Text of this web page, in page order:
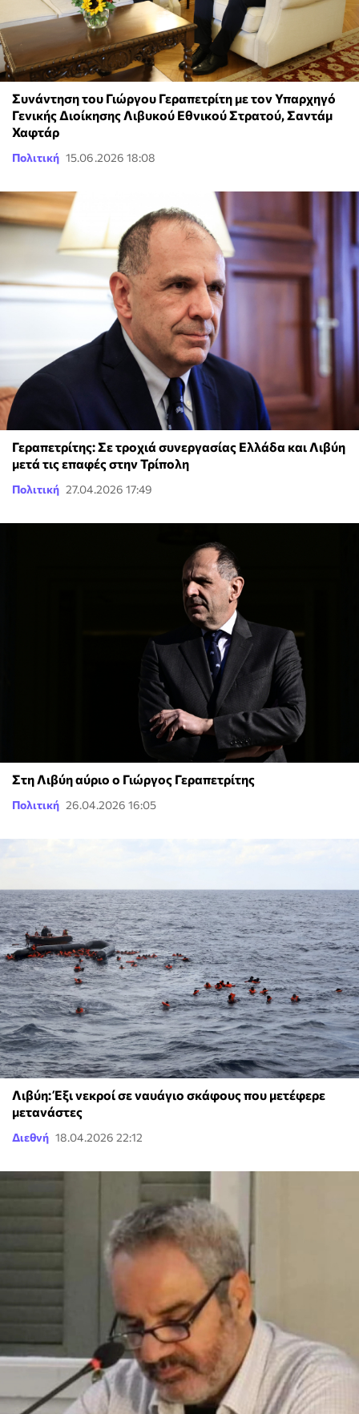
Συνάντηση του Γιώργου Γεραπετρίτη με τον Υπαρχηγό
Γενικής Διοίκησης Λιβυκού Εθνικού Στρατού, Σαντάμ
Χαφτάρ
Πολιτική 15.06.2026 18:08
Γεραπετρίτης: Σε τροχιά συνεργασίας Ελλάδα και Λιβύη
μετά τις επαφές στην Τρίπολη
Πολιτική 27.04.2026 17:49
Στη Λιβύη αύριο ο Γιώργος Γεραπετρίτης
Πολιτική 26.04.2026 16:05
Λιβύη: Έξι νεκροί σε ναυάγιο σκάφους που μετέφερε
μετανάστες
Διεθνή 18.04.2026 22:12